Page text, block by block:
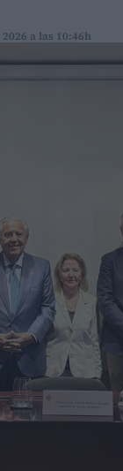
a las 10:46h